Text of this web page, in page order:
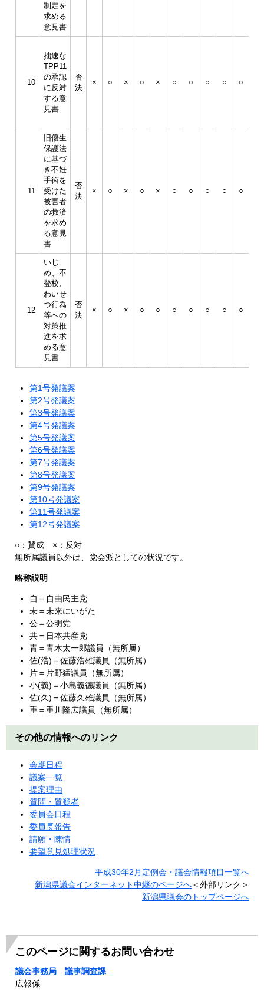
制定を
求める
意見書
10
拙速な
TPP11
の承認
に反対
する意
見書
否
決
× ○ × ○ × ○ ○ ○ ○ ○
11
旧優生
保護法
に基づ
き不妊
手術を
受けた
被害者
の救済
を求め
る意見
書
否
決
× ○ × ○ × ○ ○ ○ ○ ○
12
いじ
め、不
登校、
わいせ
つ行為
等への
対策推
進を求
める意
見書
否
決
× ○ × ○ ○ ○ ○ ○ ○ ○
第1号発議案
第2号発議案
第3号発議案
第4号発議案
第5号発議案
第6号発議案
第7号発議案
第8号発議案
第9号発議案
第10号発議案
第11号発議案
第12号発議案
○：賛成 ×：反対
無所属議員以外は、党会派としての状況です。
略称説明
自＝自由民主党
未＝未来にいがた
公＝公明党
共＝日本共産党
青＝青木太一郎議員（無所属）
佐(浩)＝佐藤浩雄議員（無所属）
片＝片野猛議員（無所属）
小(義)＝小島義徳議員（無所属）
佐(久)＝佐藤久雄議員（無所属）
重＝重川隆広議員（無所属）
その他の情報へのリンク
会期日程
議案一覧
提案理由
質問・質疑者
委員会日程
委員長報告
請願・陳情
要望意見処理状況
平成30年2月定例会・議会情報項目一覧へ
新潟県議会インターネット中継のページへ＜外部リンク＞
新潟県議会のトップページへ
このページに関するお問い合わせ
議会事務局 議事調査課
広報係